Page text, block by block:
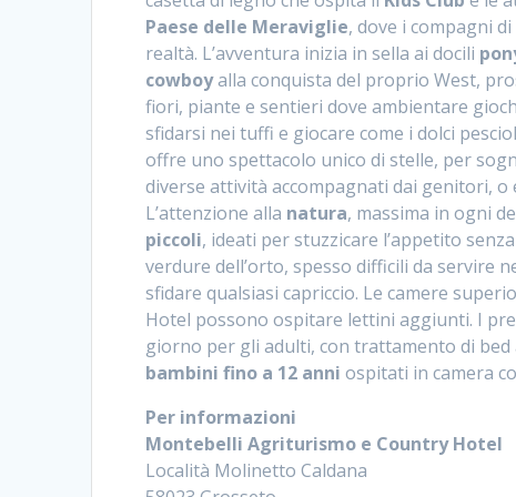
Paese delle Meraviglie, dove i compagni
realtà. L’avventura inizia in sella ai docili
cowboyalla conquista del proprio West,
fiori, piante e sentieri dove ambientare
sfidarsi nei tuffi e giocare come i dolci
offre uno spettacolo unico di stelle, per
diverse attività accompagnati dai genitori,
L’attenzione alla natura, massima in ogni
piccoli, ideati per stuzzicare l’appetito
verdure dell’orto, spesso difficili da servire
sfidare qualsiasi capriccio. Le camere
Hotel possono ospitare lettini aggiunti. I
giorno per gli adulti, con trattamento di
bambini fino a 12 anni ospitati in camera
Per informazioni
Montebelli Agriturismo e Country Hotel
Località Molinetto Caldana